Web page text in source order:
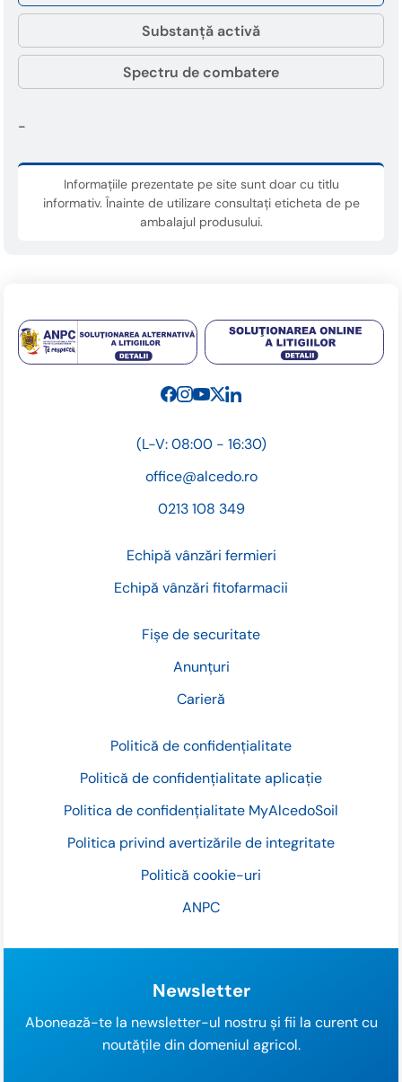
-
Substanță activă
Spectru de combatere
Informațiile prezentate pe site sunt doar cu titlu
informativ. Înainte de utilizare consultați eticheta de pe
ambalajul produsului.
Fișe de securitate
Anunțuri
Carieră
Politică de confidențialitate
Politică de confidențialitate aplicație
Politica de confidențialitate MyAlcedoSoil
Politica privind avertizările de integritate
Politică cookie-uri
ANPC
(L-V: 08:00 - 16:30)
office@alcedo.ro
0213 108 349
Echipă vânzări fermieri
Echipă vânzări fitofarmacii
Newsletter
Abonează-te la newsletter-ul nostru și fii la curent cu
noutățile din domeniul agricol.